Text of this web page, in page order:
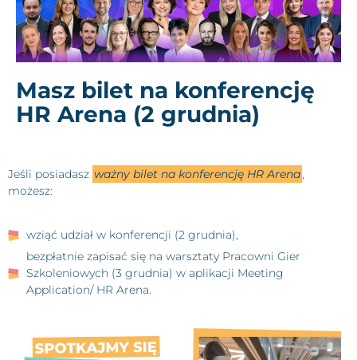
Masz bilet na konferencję
HR Arena (2 grudnia)
Jeśli posiadasz ważny bilet na konferencję HR Arena,
możesz:
wziąć udział w konferencji (2 grudnia),
bezpłatnie zapisać się na warsztaty Pracowni Gier
Szkoleniowych (3 grudnia) w aplikacji Meeting
Application/ HR Arena.